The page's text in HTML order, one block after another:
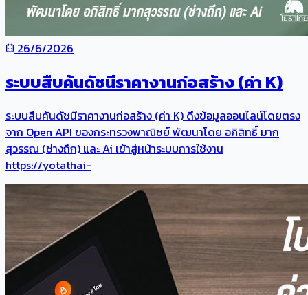
26/6/2026
ระบบสืบค้นดัชนีราคางานก่อสร้าง (ค่า K)
ระบบสืบค้นดัชนีราคางานก่อสร้าง (ค่า K) ดึงข้อมูลออนไลน์โดยตรง
จาก Open API ของกระทรวงพาณิชย์ พัฒนาโดย อภิสิทธิ์ มาก
สุวรรณ (ช่างถึก) และ Ai เข้าสู่หน้าระบบการใช้งาน
https://yotathai-